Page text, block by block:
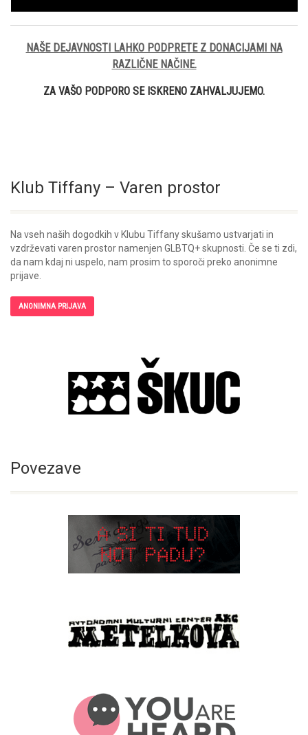
NAŠE DEJAVNOSTI LAHKO PODPRETE Z DONACIJAMI NA
RAZLIČNE NAČINE.
ZA VAŠO PODPORO SE ISKRENO ZAHVALJUJEMO.
Klub Tiffany – Varen prostor
Na vseh naših dogodkih v Klubu Tiffany skušamo ustvarjati in
vzdrževati varen prostor namenjen GLBTQ+ skupnosti. Če se ti zdi,
da nam kdaj ni uspelo, nam prosim to sporoči preko anonimne
prijave.
ANONIMNA PRIJAVA
Povezave